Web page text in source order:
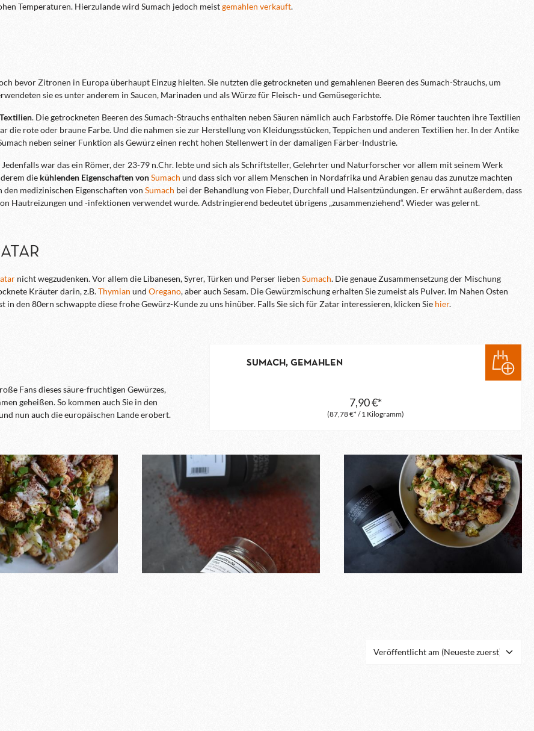
Temperaturen. Hierzulande wird Sumach jedoch meistgemahlen verkauft.
bevor Zitronen in Europa überhaupt Einzug hielten. Sie nutzten die getrockneten und gemahlenen Beeren des Sumach-Strauchs, um
sie es unter anderem in Saucen, Marinaden und als Würze für Fleisch- und Gemüsegerichte.
. Die getrockneten Beeren des Sumach-Strauchs enthalten neben Säuren nämlich auch Farbstoffe. Die Römer tauchten ihre Textilien
die rote oder braune Farbe. Und die nahmen sie zur Herstellung von Kleidungsstücken, Teppichen und anderen Textilien her. In der Antike
neben seiner Funktion als Gewürz einen recht hohen Stellenwert in der damaligen Färber-Industrie.
war das ein Römer, der 23-79 n.Chr. lebte und sich als Schriftsteller, Gelehrter und Naturforscher vor allem mit seinem Werk
diekühlenden Eigenschaften vonSumach und dass sich vor allem Menschen in Nordafrika und Arabien genau das zunutze machten
medizinischen Eigenschaften von Sumach bei der Behandlung von Fieber, Durchfall und Halsentzündungen. Er erwähnt außerdem, dass
Hautreizungen und -infektionen verwendet wurde. Adstringierend bedeutet übrigens „zusammenziehend“. Wieder was gelernt.
nicht wegzudenken. Vor allem die Libanesen, Syrer, Türken und Perser lieben Sumach. Die genaue Zusammensetzung der Mischung
Kräuter darin, z.B.Thymian und Oregano, aber auch Sesam. Die Gewürzmischung erhalten Sie zumeist als Pulver. Im Nahen Osten
in den 80ern schwappte diese frohe Gewürz-Kunde zu uns hinüber. Falls Sie sich für Zatar interessieren, klicken Sie hier.
Fans dieses säure-fruchtigen Gewürzes,
geheißen. So kommen auch Sie in den
nun auch die europäischen Lande erobert.
SUMACH, GEMAHLEN
(87,78 €* / 1 Kilogramm)
7,90 €*